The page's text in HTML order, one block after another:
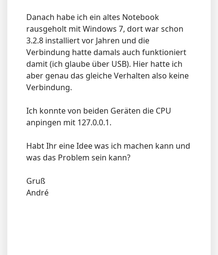
Danach habe ich ein altes Notebook
rausgeholt mit Windows 7, dort war schon
3.2.8 installiert vor Jahren und die
Verbindung hatte damals auch funktioniert
damit (ich glaube über USB). Hier hatte ich
aber genau das gleiche Verhalten also keine
Verbindung.
Ich konnte von beiden Geräten die CPU
anpingen mit 127.0.0.1.
Habt Ihr eine Idee was ich machen kann und
was das Problem sein kann?
Gruß
André